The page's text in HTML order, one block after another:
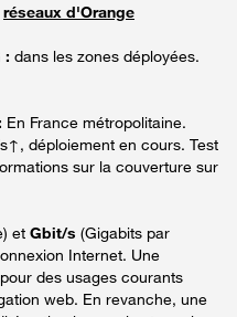
réseaux d'Orange
: dans les zones déployées.
En France métropolitaine.
déploiement en cours. Test
sur la couverture sur
et Gbit/s (Gigabits par
Internet. Une
des usages courants
web. En revanche, une